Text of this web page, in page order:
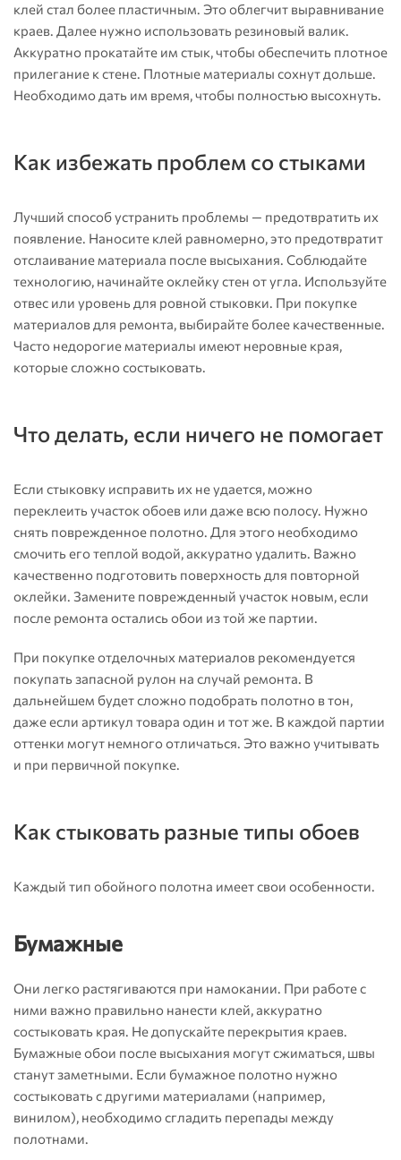
клей стал более пластичным. Это облегчит выравнивание
краев. Далее нужно использовать резиновый валик.
Аккуратно прокатайте им стык, чтобы обеспечить плотное
прилегание к стене. Плотные материалы сохнут дольше.
Необходимо дать им время, чтобы полностью высохнуть.
Как избежать проблем со стыками
Лучший способ устранить проблемы — предотвратить их
появление. Наносите клей равномерно, это предотвратит
отслаивание материала после высыхания. Соблюдайте
технологию, начинайте оклейку стен от угла. Используйте
отвес или уровень для ровной стыковки. При покупке
материалов для ремонта, выбирайте более качественные.
Часто недорогие материалы имеют неровные края,
которые сложно состыковать.
Что делать, если ничего не помогает
Если стыковку исправить их не удается, можно
переклеить участок обоев или даже всю полосу. Нужно
снять поврежденное полотно. Для этого необходимо
смочить его теплой водой, аккуратно удалить. Важно
качественно подготовить поверхность для повторной
оклейки. Замените поврежденный участок новым, если
после ремонта остались обои из той же партии.
При покупке отделочных материалов рекомендуется
покупать запасной рулон на случай ремонта. В
дальнейшем будет сложно подобрать полотно в тон,
даже если артикул товара один и тот же. В каждой партии
оттенки могут немного отличаться. Это важно учитывать
и при первичной покупке.
Как стыковать разные типы обоев
Каждый тип обойного полотна имеет свои особенности.
Бумажные
Они легко растягиваются при намокании. При работе с
ними важно правильно нанести клей, аккуратно
состыковать края. Не допускайте перекрытия краев.
Бумажные обои после высыхания могут сжиматься, швы
станут заметными. Если бумажное полотно нужно
состыковать с другими материалами (например,
винилом), необходимо сгладить перепады между
полотнами.